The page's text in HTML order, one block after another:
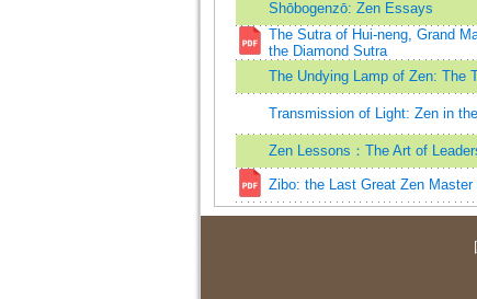
Shōbogenzō: Zen Essays
The Sutra of Hui-neng, Grand
the Diamond Sutra
The Undying Lamp of Zen: The
Transmission of Light: Zen in
Zen Lessons：The Art of
Zibo: the Last Great Zen Master